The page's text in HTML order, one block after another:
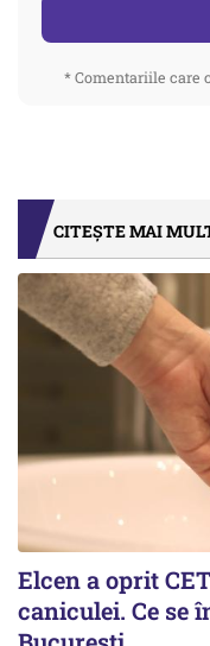
* Comentariile care
CITEȘTE MAI
Elcen a oprit
caniculei. Ce se